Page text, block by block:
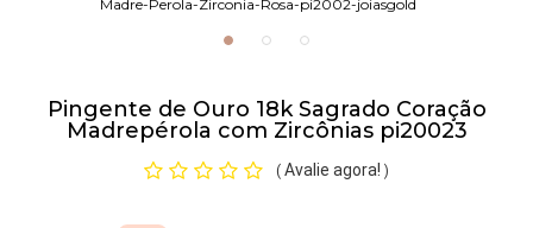
Pingente de Ouro 18k Sagrado Coração
Madrepérola com Zircônias pi20023
( Avalie agora! )
Gargantilhas